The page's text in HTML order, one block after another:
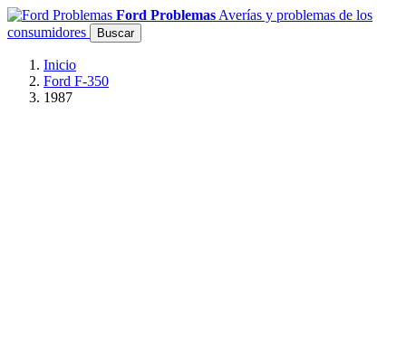
Ford Problemas Averías y problemas de los
consumidores
Buscar
Inicio
Ford F-350
1987